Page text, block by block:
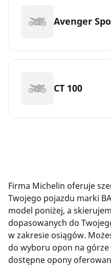
Avenger
CT 100
Firma Michelin oferuje
Twojego pojazdu marki
model poniżej, a
dopasowanych do
w zakresie osiągów.
do wyboru opon na górze
dostępne opony